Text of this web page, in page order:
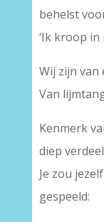
behelst
‘Ik kroop
Wij zijn van
Van
Kenmerk
diep
Je zou
gespeeld: